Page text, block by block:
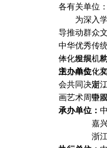
务方式，促
（四）
交流内容：
牌培育、提
头”品牌活
（五）繁
交流内容：
（站）如何
作品创作；
新实践，激
（六）
各有关单位
为深入学
导推动群众
中华优秀传
体化发展，
活，由文化
会共同决定
画艺术周暨
一、组织机
主办单位：
浙江省文
中国文
承办单位：
嘉兴市
浙江省